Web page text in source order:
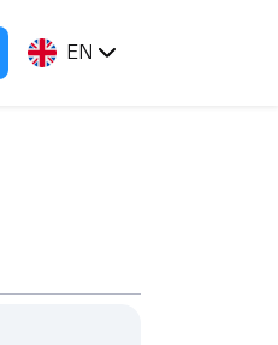
EN